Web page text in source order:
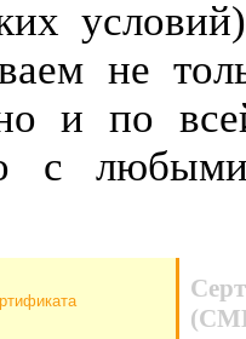
не
и по
с